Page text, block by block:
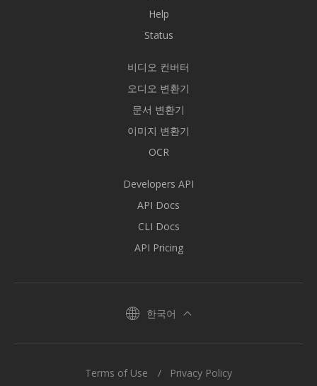
Help
Status
비디오 컨버터
오디오 변환기
문서 변환기
이미지 변환기
OCR
Developers API
API Docs
CLI Docs
API Pricing
한국어
Terms of Use Privacy Policy